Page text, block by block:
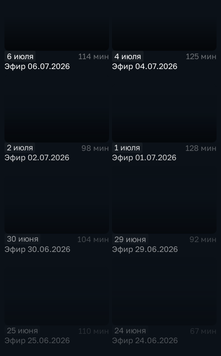
6 июля
114 мин
Эфир 06.07.2026
4 июля
125 мин
Эфир 04.07.2026
2 июля
98 мин
Эфир 02.07.2026
1 июля
128 мин
Эфир 01.07.2026
30 июня
104 мин
Эфир 30.06.2026
29 июня
92 мин
Эфир 29.06.2026
25 июня
110 мин
Эфир 25.06.2026
24 июня
67 мин
Эфир 24.06.2026